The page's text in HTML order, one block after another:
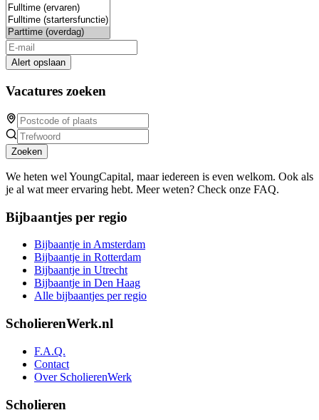
Alert opslaan
Vacatures zoeken
Zoeken
We heten wel YoungCapital, maar iedereen is even welkom. Ook als
je al wat meer ervaring hebt. Meer weten? Check onze FAQ.
Bijbaantjes per regio
Bijbaantje in Amsterdam
Bijbaantje in Rotterdam
Bijbaantje in Utrecht
Bijbaantje in Den Haag
Alle bijbaantjes per regio
ScholierenWerk.nl
F.A.Q.
Contact
Over ScholierenWerk
Scholieren